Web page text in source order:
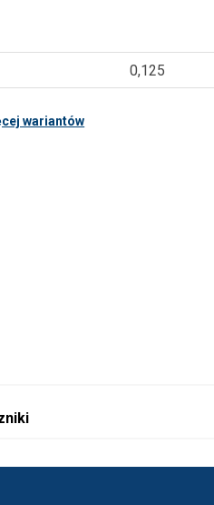
0,125
wariantów